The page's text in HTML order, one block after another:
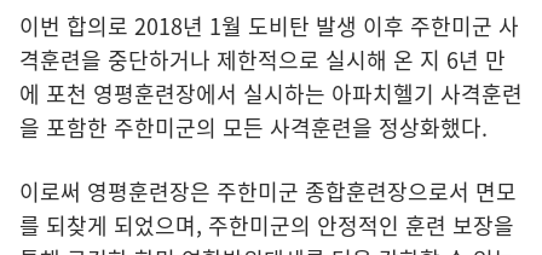
이번 합의로 2018년 1월 도비탄 발생 이후 주한미군 사
격훈련을 중단하거나 제한적으로 실시해 온 지 6년 만
에 포천 영평훈련장에서 실시하는 아파치헬기 사격훈련
을 포함한 주한미군의 모든 사격훈련을 정상화했다.
이로써 영평훈련장은 주한미군 종합훈련장으로서 면모
를 되찾게 되었으며, 주한미군의 안정적인 훈련 보장을